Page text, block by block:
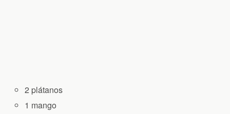
2 plátanos
1 mango